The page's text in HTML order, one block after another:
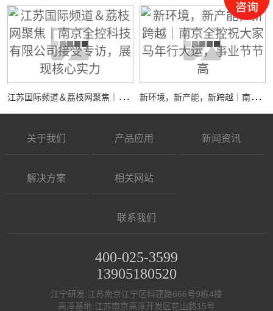
江
苏国际频道＆荔枝网聚焦｜南京全控科技有限公司接受专访，展现核心实力 新
环境，新产能，新跨越｜南京全控祝大家马年行大运，事业节节高
关于我们 产品应用 新闻资讯
解决方案 相关网站
联系我们
400-025-3599
13905180520
江宁研发:江苏南京江宁区科建路666号9栋4楼
高淳基地:江苏南京高淳开发区花山路15号